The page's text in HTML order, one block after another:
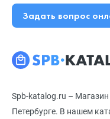
Spb-katalog.ru –
Петербурге. В нашем
Задать вопрос